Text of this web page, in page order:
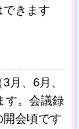
きます
月、6月、
す。会議録
会頃です